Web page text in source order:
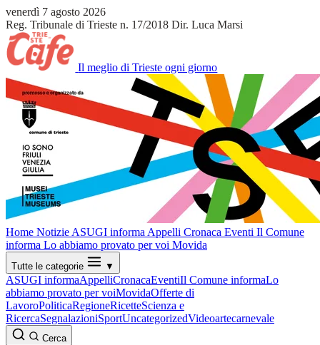
venerdì 7 agosto 2026
Reg. Tribunale di Trieste n. 17/2018 Dir. Luca Marsi
Il meglio di Trieste ogni giorno
Home Notizie ASUGI informa Appelli Cronaca Eventi Il Comune
informa Lo abbiamo provato per voi Movida
Tutte le categorie ▼
ASUGI informaAppelliCronacaEventiIl Comune informaLo
abbiamo provato per voiMovidaOfferte di
LavoroPoliticaRegioneRicetteScienza e
RicercaSegnalazioniSportUncategorizedVideoartecarnevale
Cerca